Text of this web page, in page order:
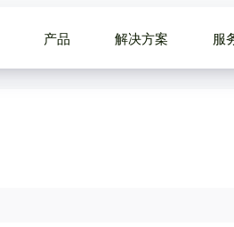
产品 解决方案 服